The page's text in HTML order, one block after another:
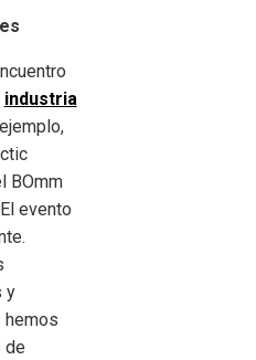
industria
BOmm
evento
y
hemos
de